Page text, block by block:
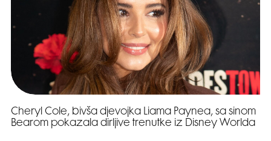
Cheryl Cole, bivša djevojka Liama Paynea, sa sinom
Bearom pokazala dirljive trenutke iz Disney Worlda